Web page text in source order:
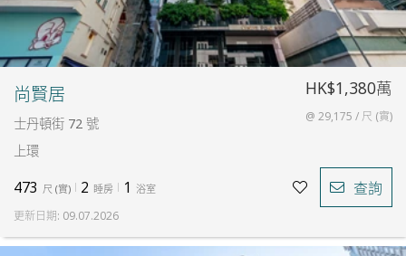
尚賢居
士丹頓街 72 號
上環
HK$1,380萬
@ 29,175 / 尺 (實)
473 尺 (實) 2 睡房 1 浴室 查詢
更新日期: 09.07.2026